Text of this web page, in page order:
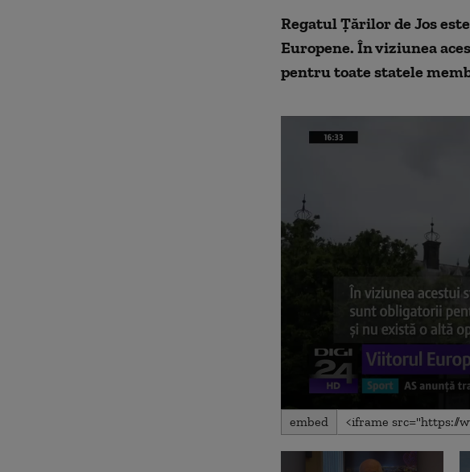
Regatul Ţărilor de Jos
Europene. În viziunea
pentru toate statele
0
seconds
3
embed